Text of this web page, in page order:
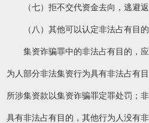
（七）拒不交代资金去向，逃避返
（八）其他可以认定非法占有目的
集资诈骗罪中的非法占有目的，应
为人部分非法集资行为具有非法占有
所涉集资款以集资诈骗罪定罪处罚；
具有非法占有目的，其他行为人没有